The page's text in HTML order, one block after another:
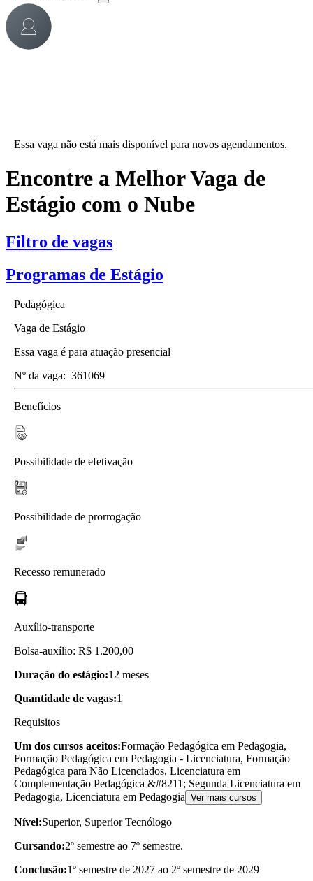
Essa vaga não está mais disponível para novos agendamentos.
Encontre a Melhor Vaga de
Estágio com o Nube
Filtro de vagas
Programas de Estágio
Pedagógica
Vaga de Estágio
Essa vaga é para atuação presencial
Nº da vaga: 361069
Benefícios
Possibilidade de efetivação
Possibilidade de prorrogação
Recesso remunerado
Auxílio-transporte
Bolsa-auxílio: R$ 1.200,00
Duração do estágio:12 meses
Quantidade de vagas:1
Requisitos
Um dos cursos aceitos:Formação Pedagógica em Pedagogia,
Formação Pedagógica em Pedagogia - Licenciatura, Formação
Pedagógica para Não Licenciados, Licenciatura em
Complementação Pedagógica &#8211; Segunda Licenciatura em
Pedagogia, Licenciatura em Pedagogia Ver mais cursos
Nível:Superior, Superior Tecnólogo
Cursando:2º semestre ao 7º semestre.
Conclusão:1º semestre de 2027 ao 2º semestre de 2029